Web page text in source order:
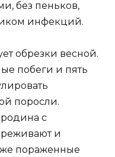
без пеньков,
инфекций.
обрезки весной.
побеги и пять
поросли.
с
и
пораженные